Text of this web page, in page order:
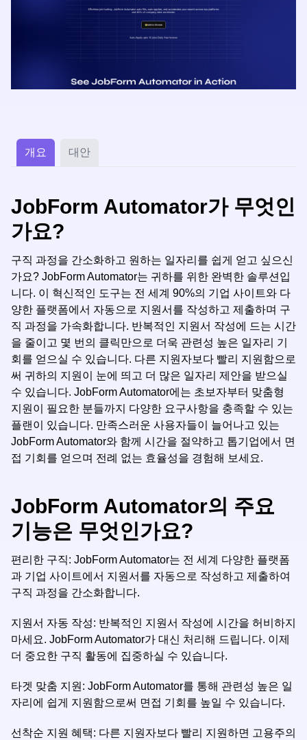
개요 대안
JobForm Automator가 무엇인
가요?
구직 과정을 간소화하고 원하는 일자리를 쉽게 얻고 싶으신
가요? JobForm Automator는 귀하를 위한 완벽한 솔루션입
니다. 이 혁신적인 도구는 전 세계 90%의 기업 사이트와 다
양한 플랫폼에서 자동으로 지원서를 작성하고 제출하며 구
직 과정을 가속화합니다. 반복적인 지원서 작성에 드는 시간
을 줄이고 몇 번의 클릭만으로 더욱 관련성 높은 일자리 기
회를 얻으실 수 있습니다. 다른 지원자보다 빨리 지원함으로
써 귀하의 지원이 눈에 띄고 더 많은 일자리 제안을 받으실
수 있습니다. JobForm Automator에는 초보자부터 맞춤형
지원이 필요한 분들까지 다양한 요구사항을 충족할 수 있는
플랜이 있습니다. 만족스러운 사용자들이 늘어나고 있는
JobForm Automator와 함께 시간을 절약하고 톱기업에서 면
접 기회를 얻으며 전례 없는 효율성을 경험해 보세요.
JobForm Automator의 주요
기능은 무엇인가요?
편리한 구직: JobForm Automator는 전 세계 다양한 플랫폼
과 기업 사이트에서 지원서를 자동으로 작성하고 제출하여
구직 과정을 간소화합니다.
지원서 자동 작성: 반복적인 지원서 작성에 시간을 허비하지
마세요. JobForm Automator가 대신 처리해 드립니다. 이제
더 중요한 구직 활동에 집중하실 수 있습니다.
타겟 맞춤 지원: JobForm Automator를 통해 관련성 높은 일
자리에 쉽게 지원함으로써 면접 기회를 높일 수 있습니다.
선착순 지원 혜택: 다른 지원자보다 빨리 지원하면 고용주의